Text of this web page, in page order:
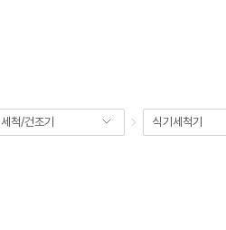
척/건조기 식기세척기